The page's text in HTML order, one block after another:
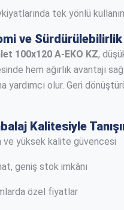
tek yönlü
ve
100x120 A-EKO KZ,
hem ağırlık avantajı
yardımcı olur. Geri
Kalitesiyle
ve yüksek kalite güvencesi
geniş stok imkânı
özel fiyatlar